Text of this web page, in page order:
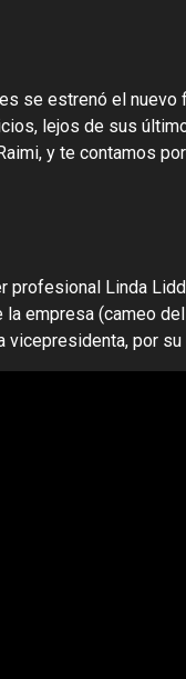
se estrenó el nuevo
lejos de sus
y te contamos
profesional Linda
empresa (cameo
vicepresidenta, por